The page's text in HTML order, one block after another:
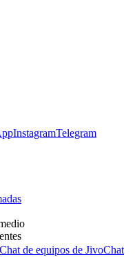
InstagramTelegram
Chat de equipos de JivoChat